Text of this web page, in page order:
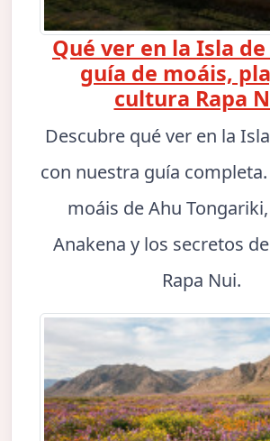
Qué ver en la Isla de
guía de moáis,
cultura Rapa
Descubre qué ver en la
con nuestra guía
moáis de Ahu
Anakena y los secretos
Rapa Nui.